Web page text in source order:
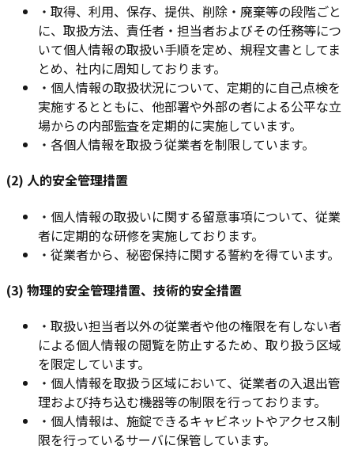
・ 取得、利用、保存、提供、削除・廃棄等の段階ごと
に、取扱方法、責任者・担当者およびその任務等につ
いて個人情報の取扱い手順を定め、規程文書としてま
とめ、社内に周知しております。
・ 個人情報の取扱状況について、定期的に自己点検を
実施するとともに、他部署や外部の者による公平な立
場からの内部監査を定期的に実施しています。
・ 各個人情報を取扱う従業者を制限しています。
(2) 人的安全管理措置
・ 個人情報の取扱いに関する留意事項について、従業
者に定期的な研修を実施しております。
・ 従業者から、秘密保持に関する誓約を得ています。
(3) 物理的安全管理措置、技術的安全措置
・ 取扱い担当者以外の従業者や他の権限を有しない者
による個人情報の閲覧を防止するため、取り扱う区域
を限定しています。
・ 個人情報を取扱う区域において、従業者の入退出管
理および持ち込む機器等の制限を行っております。
・ 個人情報は、施錠できるキャビネットやアクセス制
限を行っているサーバに保管しています。